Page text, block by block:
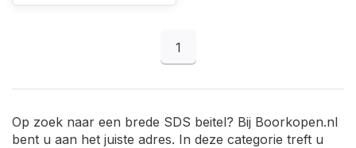
1
Op zoek naar een brede SDS beitel? Bij Boorkopen.nl
bent u aan het juiste adres. In deze categorie treft u